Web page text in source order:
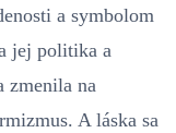
a symbolom
jej politika a
zmenila na
A láska sa